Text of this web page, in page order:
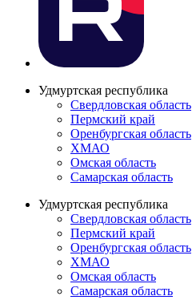
Удмуртская республика
Свердловская область
Пермский край
Оренбургская область
ХМАО
Омская область
Самарская область
Удмуртская республика
Свердловская область
Пермский край
Оренбургская область
ХМАО
Омская область
Самарская область